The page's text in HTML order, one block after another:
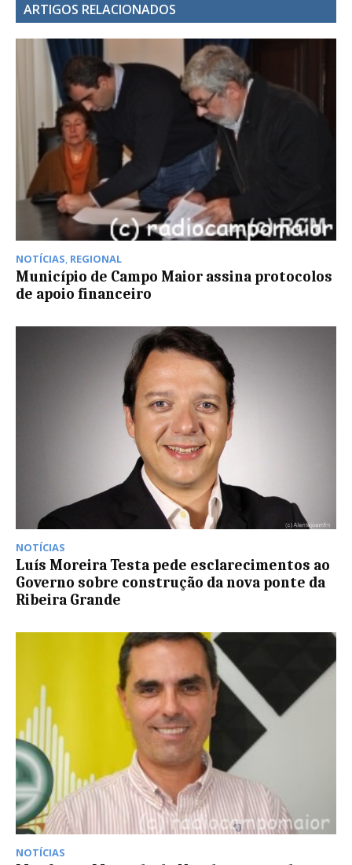
ARTIGOS RELACIONADOS
NOTÍCIAS, REGIONAL
Município de Campo Maior assina protocolos
de apoio financeiro
NOTÍCIAS
Luís Moreira Testa pede esclarecimentos ao
Governo sobre construção da nova ponte da
Ribeira Grande
NOTÍCIAS